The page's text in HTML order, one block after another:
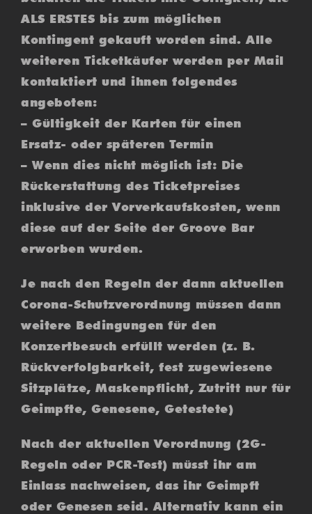
ALS ERSTES bis zum möglichen
Kontingent gekauft worden sind. Alle
weiteren Ticketkäufer werden per Mail
kontaktiert und ihnen folgendes
angeboten:
– Gültigkeit der Karten für einen
Ersatz- oder späteren Termin
– Wenn dies nicht möglich ist: Die
Rückerstattung des Ticketpreises
inklusive der Vorverkaufskosten, wenn
diese auf der Seite der Groove Bar
erworben wurden.
Je nach den Regeln der dann aktuellen
Corona-Schutzverordnung müssen dann
weitere Bedingungen für den
Konzertbesuch erfüllt werden (z. B.
Rückverfolgbarkeit, fest zugewiesene
Sitzplätze, Maskenpflicht, Zutritt nur für
Geimpfte, Genesene, Getestete)
Nach der aktuellen Verordnung (2G-
Regeln oder PCR-Test) müsst ihr am
Einlass nachweisen, das ihr Geimpft
oder Genesen seid. Alternativ kann ein